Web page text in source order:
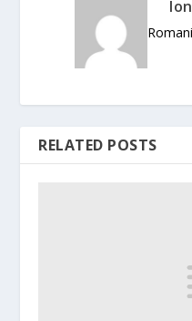
RELATED POSTS